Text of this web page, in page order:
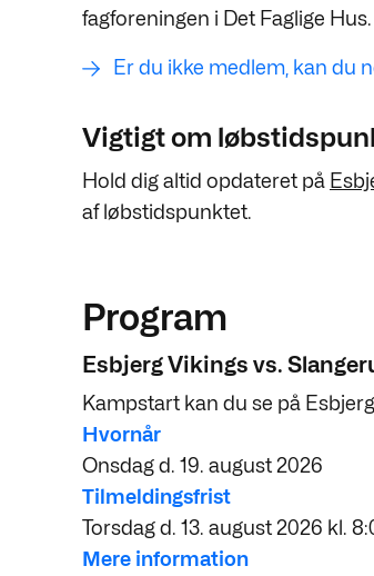
fagforeningen i Det Faglige Hus.
Er du ikke medlem, kan du
Vigtigt om
Hold dig altid opdateret på
af løbstidspunktet.
Program
Esbjerg Vikings vs.
Kampstart kan du se på
Hvornår
Onsdag d. 19. august 2026
Tilmeldingsfrist
Torsdag d. 13. august 2026 kl.
Mere information